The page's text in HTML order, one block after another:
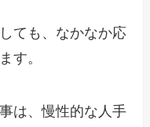
ても、なかなか応
す。
は、慢性的な人手